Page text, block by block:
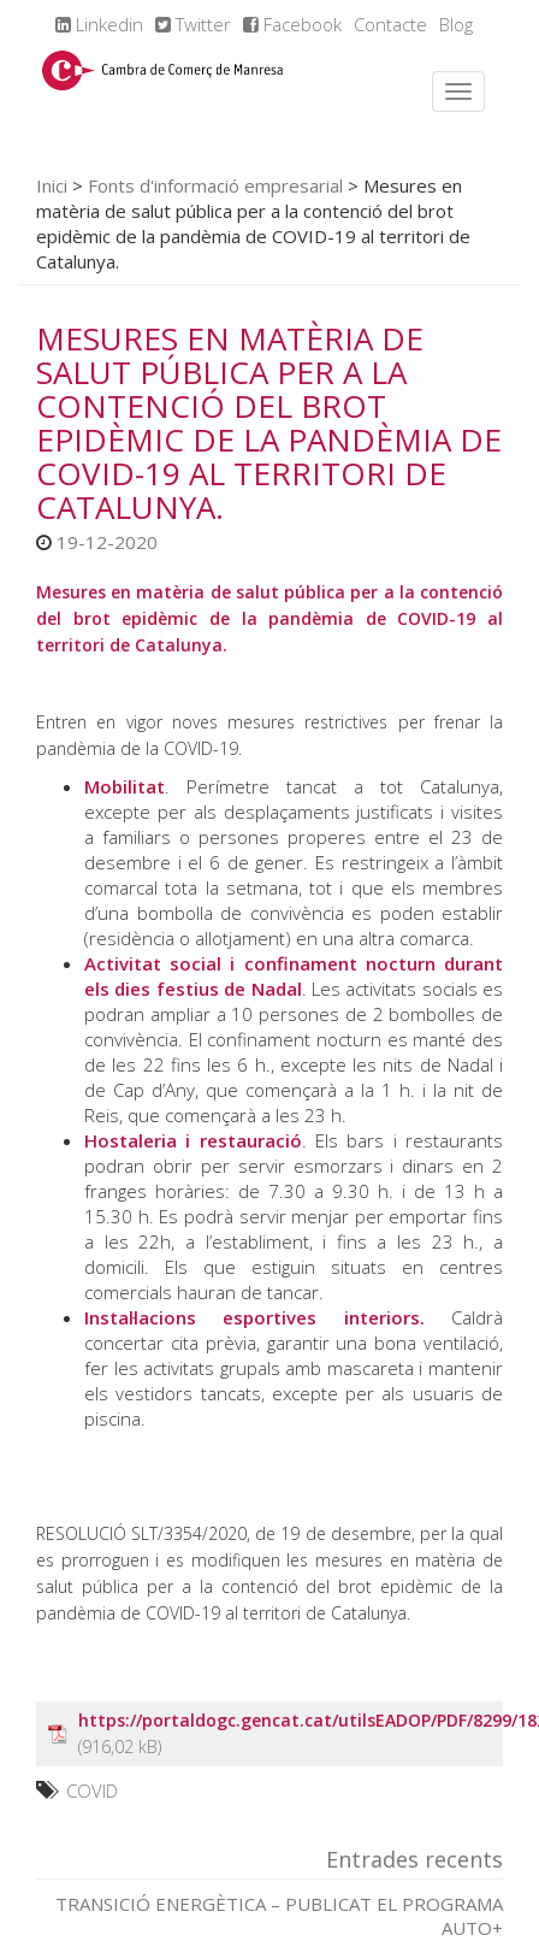
Linkedin Twitter Facebook Contacte Blog
Inici > Fonts d'informació empresarial > Mesures en
matèria de salut pública per a la contenció del brot
epidèmic de la pandèmia de COVID-19 al territori de
Catalunya.
MESURES EN MATÈRIA DE
SALUT PÚBLICA PER A LA
CONTENCIÓ DEL BROT
EPIDÈMIC DE LA PANDÈMIA DE
COVID-19 AL TERRITORI DE
CATALUNYA.
19-12-2020
Mesures en matèria de salut pública per a la contenció
del brot epidèmic de la pandèmia de COVID-19 al
territori de Catalunya.
Entren en vigor noves mesures restrictives per frenar la
pandèmia de la COVID-19.
Mobilitat. Perímetre tancat a tot Catalunya,
excepte per als desplaçaments justificats i visites
a familiars o persones properes entre el 23 de
desembre i el 6 de gener. Es restringeix a l’àmbit
comarcal tota la setmana, tot i que els membres
d’una bombolla de convivència es poden establir
(residència o allotjament) en una altra comarca.
Activitat social i confinament nocturn durant
els dies festius de Nadal. Les activitats socials es
podran ampliar a 10 persones de 2 bombolles de
convivència. El confinament nocturn es manté des
de les 22 fins les 6 h., excepte les nits de Nadal i
de Cap d’Any, que començarà a la 1 h. i la nit de
Reis, que començarà a les 23 h.
Hostaleria i restauració. Els bars i restaurants
podran obrir per servir esmorzars i dinars en 2
franges horàries: de 7.30 a 9.30 h. i de 13 h a
15.30 h. Es podrà servir menjar per emportar fins
a les 22h, a l’establiment, i fins a les 23 h., a
domicili. Els que estiguin situats en centres
comercials hauran de tancar.
Instal·lacions esportives interiors. Caldrà
concertar cita prèvia, garantir una bona ventilació,
fer les activitats grupals amb mascareta i mantenir
els vestidors tancats, excepte per als usuaris de
piscina.
RESOLUCIÓ SLT/3354/2020, de 19 de desembre, per la qual
es prorroguen i es modifiquen les mesures en matèria de
salut pública per a la contenció del brot epidèmic de la
pandèmia de COVID-19 al territori de Catalunya.
https://portaldogc.gencat.cat/utilsEADOP/PDF/8299/
COVID
Entrades recents
TRANSICIÓ ENERGÈTICA – PUBLICAT EL PROGRAMA
AUTO+